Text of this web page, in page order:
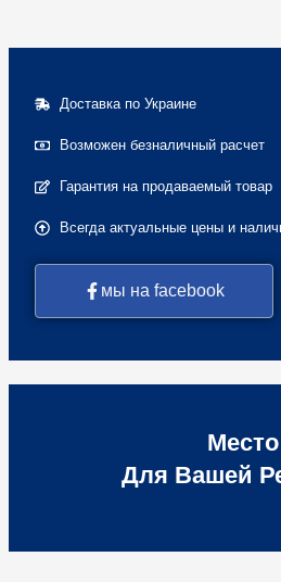
Доставка по Украине
Возможен безналичный расчет
Гарантия на продаваемый товар
Всегда актуальные цены и
мы на facebook
Место
Для Вашей